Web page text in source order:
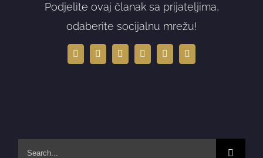
Podjelite ovaj članak sa prijateljima,
odaberite socijalnu mrežu!
Facebook
X LinkedInWhatsAppTumblrEmail